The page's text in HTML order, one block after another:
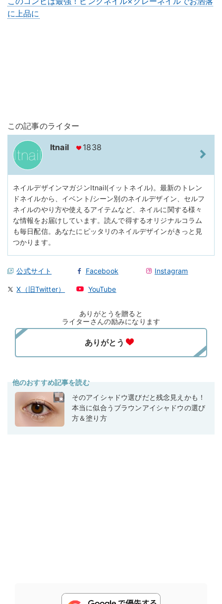
に上品に
この記事のライター
Itnail 1838
ネイルデザインマガジンItnail(イットネイル)。最新のトレン
ドネイルから、イベント/シーン別のネイルデザイン、セルフ
ネイルのやり方や使えるアイテムなど、ネイルに関する様々
な情報をお届けしています。読んで得するオリジナルコラム
も毎日配信。あなたにピッタリのネイルデザインがきっと見
つかります。
公式サイト Facebook Instagram
X（旧Twitter） YouTube
ありがとうを贈ると
ライターさんの励みになります
他のおすすめ記事を読む
そのアイシャドウ選びだと残念見えかも！
本当に似合うブラウンアイシャドウの選び
方＆塗り方